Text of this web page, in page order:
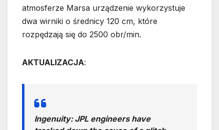
atmosferze Marsa urządzenie wykorzystuje
dwa wirniki o średnicy 120 cm, które
rozpędzają się do 2500 obr/min.
AKTUALIZACJA:
Ingenuity: JPL engineers have